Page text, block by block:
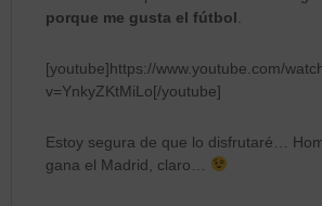
porque me gusta el fútbol
[youtube]https://www.youtube.com/
v=YnkyZKtMiLo[/youtube]
Estoy segura de que lo disfrutaré…
gana el Madrid, claro…